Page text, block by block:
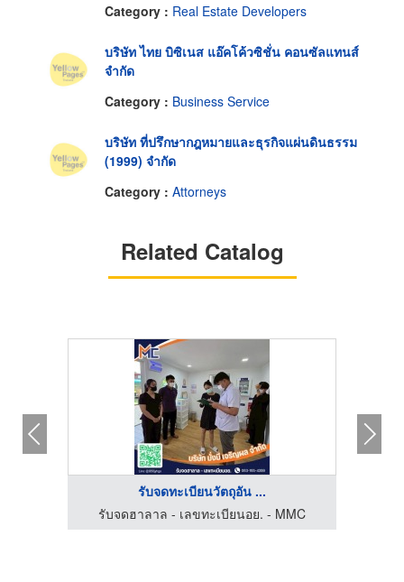
Category : Real Estate Developers
บริษัท ไทย บิซิเนส แอ๊คโค้วซิชั่น คอนซัลแทนส์
จำกัด
Category : Business Service
บริษัท ที่ปรึกษากฎหมายและธุรกิจแผ่นดินธรรม
(1999) จำกัด
Category : Attorneys
Related Catalog
รับจดทะเบียนวัตถุอัน ...
รับจดฮาลาล - เลขทะเบียนอย. - MMC